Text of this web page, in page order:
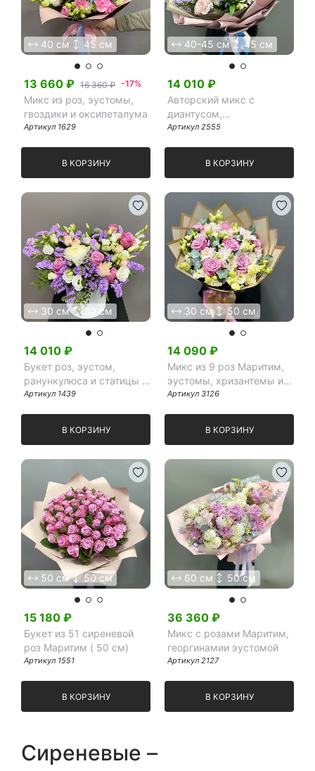
40 см 45 см
13 660 ₽ 16 360 ₽ -17%
Микс из роз, эустомы,
гвоздики и оксипеталума
Артикул 1629
В КОРЗИНУ
40-45 см 45 см
14 010 ₽
Авторский микс с
диантусом,
альстромерией, розами и
Артикул 2555
В КОРЗИНУ
30 см 30 см
14 010 ₽
Букет роз, эустом,
ранункулюса и статицы в
коробке
Артикул 1439
В КОРЗИНУ
30 см 50 см
14 090 ₽
Микс из 9 роз Маритим,
эустомы, хризантемы и
гиперикума
Артикул 3126
В КОРЗИНУ
50 см 50 см
15 180 ₽
Букет из 51 сиреневой
роз Маритим ( 50 см)
Артикул 1551
В КОРЗИНУ
60 см 50 см
36 360 ₽
Микс с розами Маритим,
георгинамии эустомой
Артикул 2127
В КОРЗИНУ
Сиреневые –